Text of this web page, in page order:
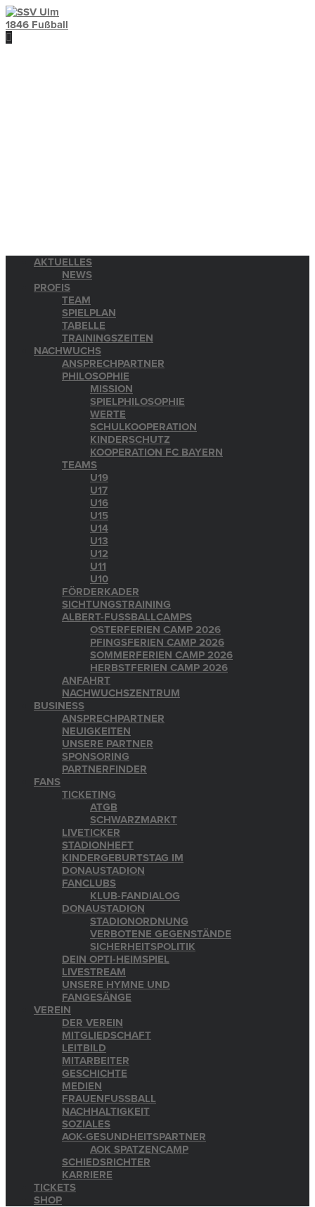
AKTUELLES
NEWS
PROFIS
TEAM
SPIELPLAN
TABELLE
TRAININGSZEITEN
NACHWUCHS
ANSPRECHPARTNER
PHILOSOPHIE
MISSION
SPIELPHILOSOPHIE
WERTE
SCHULKOOPERATION
KINDERSCHUTZ
KOOPERATION FC BAYERN
TEAMS
U19
U17
U16
U15
U14
U13
U12
U11
U10
FÖRDERKADER
SICHTUNGSTRAINING
ALBERT-FUSSBALLCAMPS
OSTERFERIEN CAMP 2026
PFINGSFERIEN CAMP 2026
SOMMERFERIEN CAMP 2026
HERBSTFERIEN CAMP 2026
ANFAHRT
NACHWUCHSZENTRUM
BUSINESS
ANSPRECHPARTNER
NEUIGKEITEN
UNSERE PARTNER
SPONSORING
PARTNERFINDER
FANS
TICKETING
ATGB
SCHWARZMARKT
LIVETICKER
STADIONHEFT
KINDERGEBURTSTAG IM
DONAUSTADION
FANCLUBS
KLUB-FANDIALOG
DONAUSTADION
STADIONORDNUNG
VERBOTENE GEGENSTÄNDE
SICHERHEITSPOLITIK
DEIN OPTI-HEIMSPIEL
LIVESTREAM
UNSERE HYMNE UND
FANGESÄNGE
VEREIN
DER VEREIN
MITGLIEDSCHAFT
LEITBILD
MITARBEITER
GESCHICHTE
MEDIEN
FRAUENFUSSBALL
NACHHALTIGKEIT
SOZIALES
AOK-GESUNDHEITSPARTNER
AOK SPATZENCAMP
SCHIEDSRICHTER
KARRIERE
TICKETS
SHOP